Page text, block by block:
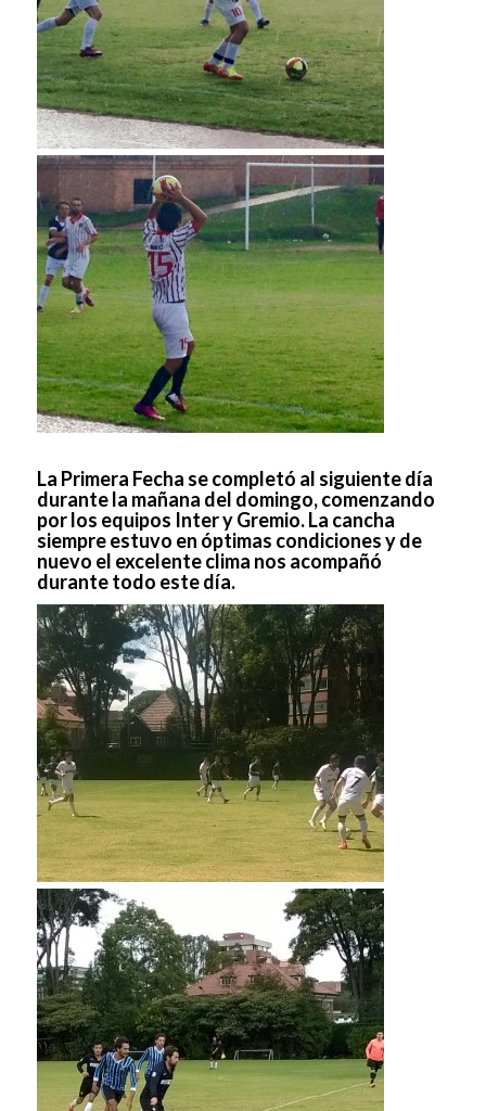
La Primera Fecha se completó al siguiente día
durante la mañana del domingo, comenzando
por los equipos Inter y Gremio. La cancha
siempre estuvo en óptimas condiciones y de
nuevo el excelente clima nos acompañó
durante todo este día.